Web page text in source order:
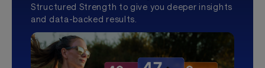
Structured Strength to give you deeper insights
and data-backed results.